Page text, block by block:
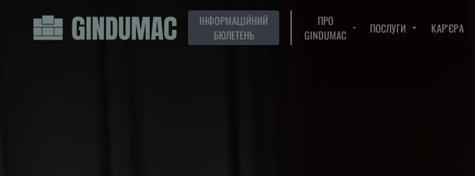
ІНФОРМАЦІЙНИЙ
БЮЛЕТЕНЬ
ПРО
GINDUMAC
ПОСЛУГИ КАР'ЄРА